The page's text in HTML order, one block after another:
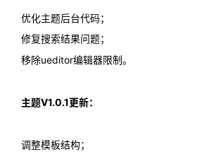
优化主题后台代码；
修复搜索结果问题；
移除ueditor编辑器限制。
主题V1.0.1更新：
调整模板结构；